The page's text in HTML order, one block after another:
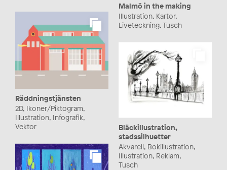
Malmö in the making
Illustration, Kartor,
Liveteckning, Tusch
Räddningstjänsten
2D, Ikoner/Piktogram,
Illustration, Infografik,
Vektor
Bläckillustration,
stadssilhuetter
Akvarell, Bokillustration,
Illustration, Reklam,
Tusch